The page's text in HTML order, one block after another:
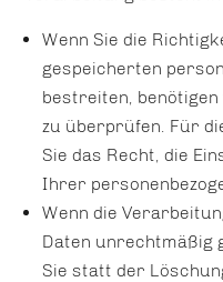
Wenn Sie die
gespeicherten
bestreiten,
zu überprüfen. Für
Sie das Recht, die
Ihrer
Wenn die
Daten unrechtmäßig
Sie statt der